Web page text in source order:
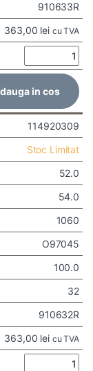
910633R
363,00 lei cu TVA
in cos
114920309
Stoc Limitat
52.0
54.0
1060
O97045
100.0
32
910632R
363,00 lei cu TVA